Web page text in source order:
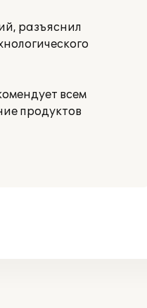
разъяснил
всем
продуктов